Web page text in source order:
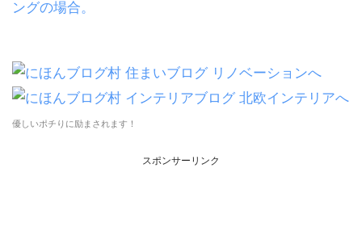
ングの場合。
優しいポチりに励まされます！
スポンサーリンク